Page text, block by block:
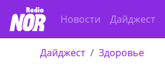
Новости Дайджест
Дайджест Здоровье